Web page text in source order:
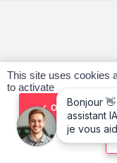
This site uses cookies
to activate
OK, ACCEPT